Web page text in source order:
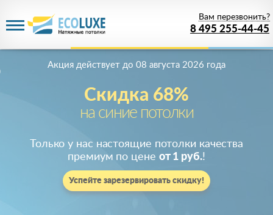
8 495 255-44-45
Вам перезвонить?
Скидка 68%
на синие потолки
Акция действует до 08 августа 2026 года
Только у нас настоящие потолки качества
премиум по цене от 1 руб.!
Успейте зарезервировать скидку!